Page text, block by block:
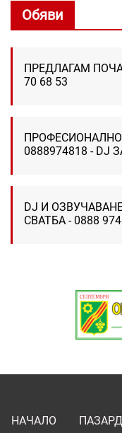
Обяви
ПРЕДЛАГАМ
70 68 53
0888974818 -
DJ И
СВАТБА - 0888
НАЧАЛО